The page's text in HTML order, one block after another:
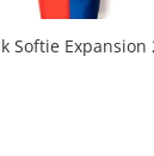
Softie Expansion